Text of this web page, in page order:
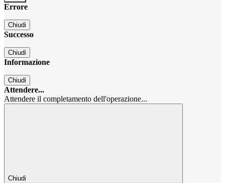
Errore
Chiudi
Successo
Chiudi
Informazione
Chiudi
Attendere...
Attendere il completamento dell'operazione...
Chiudi